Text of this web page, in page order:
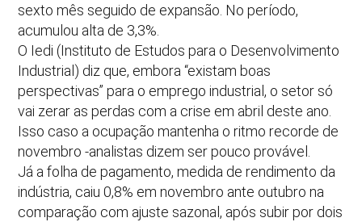
sexto mês seguido de expansão. No período,
acumulou alta de 3,3%.
O Iedi (Instituto de Estudos para o Desenvolvimento
Industrial) diz que, embora “existam boas
perspectivas” para o emprego industrial, o setor só
vai zerar as perdas com a crise em abril deste ano.
Isso caso a ocupação mantenha o ritmo recorde de
novembro -analistas dizem ser pouco provável.
Já a folha de pagamento, medida de rendimento da
indústria, caiu 0,8% em novembro ante outubro na
comparação com ajuste sazonal, após subir por dois